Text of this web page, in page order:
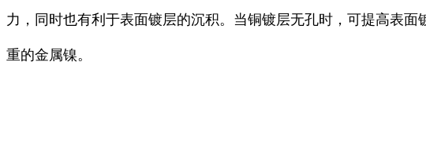
力，同时也有利于表面镀层的沉积。当铜镀层无孔时，可提高表
重的金属镍。